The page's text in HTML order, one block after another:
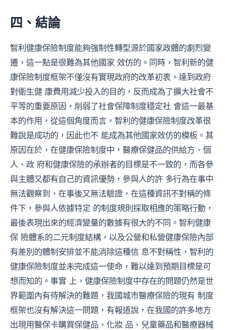
四、結論
智利健康保險制度能夠強制性轉型源於國家政體的劇烈變
遷，這一點是很難為其他國家 效仿的。同時，智利新的健
康保險制度框架不僅沒有實現政府的改革初衷，達到政府
對衛生健 康費用減少投入的目的，反而成為了擴大社會不
平等的重要原因，削弱了社會保障制度穩定社 會這一最基
本的作用，從這個角度而言，智利的健康保險制度改革很
難說是成功的，因此也不 能成為其他國家效仿的模板。其
原因在於，在健康保險制度中，醫療保健品的供給方、個
人、政 府和健康保險的承辦者的目標是不一致的，而各參
與主體又都有自己的資訊優勢，參與人的許 多行為在事中
無法觀察到，在事後又無法驗證，在這種資訊不對稱的條
件下，參與人依據特定 的制度規則採取相應的策略行動，
最後表現出來的經濟變量的數據有很大的不同。智利健康
保 險體系的二元制度結構，以及公營和私營健康保險內部
有差別的體制安排並不能消除這種信 息不對稱性，智利的
健康保險制度並未完成這一使命，難以達到預期目標是可
想而知的。事實 上，健康保險制度中存在的問題仍然是世
界範圍內有待解決的難題，我國城市醫療保險的現有 制度
框架也沒有解決這一問題，有報道說，在我國的許多地方
出現用醫保卡購買保健品、化妝 品、兒童藥品和醫療器械